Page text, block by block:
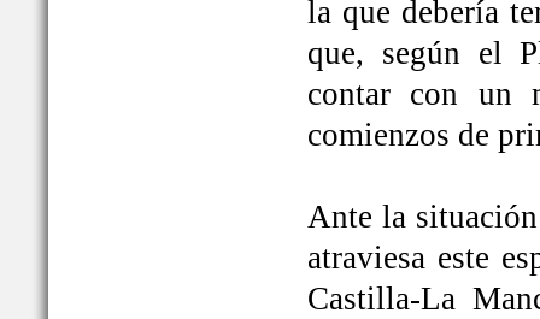
la que debería
que, según el
contar con un
comienzos de
Ante la
atraviesa este
Castilla-La